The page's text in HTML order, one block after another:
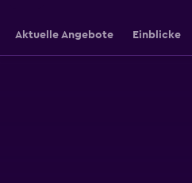
Aktuelle Angebote Einblicke